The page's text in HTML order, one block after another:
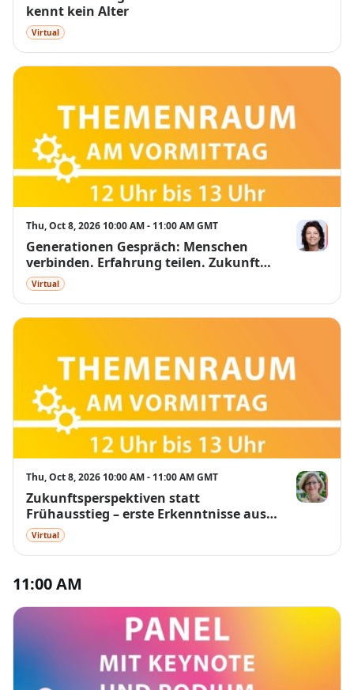
kennt kein Alter
Virtual
Thu, Oct 8, 2026 10:00 AM - 11:00 AM GMT
Generationen Gespräch: Menschen
verbinden. Erfahrung teilen. Zukunft
gestalten
Alexandra
Virtual
Thu, Oct 8, 2026 10:00 AM - 11:00 AM GMT
Zukunftsperspektiven statt
Frühausstieg – erste Erkenntnisse aus
dem Modellprojekt ÜbergangsWeise
Dr. Melanie
Virtual
11:00 AM